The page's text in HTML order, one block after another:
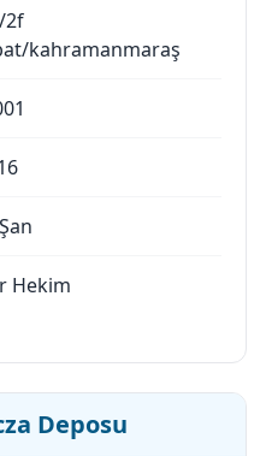
2f
kahramanmaraş
Hekim
Deposu